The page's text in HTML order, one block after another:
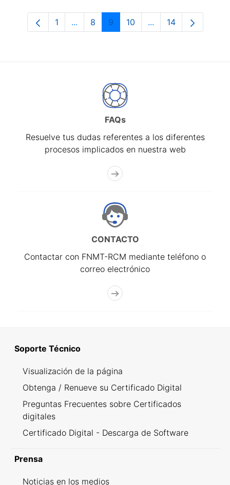
Página
1 ...Páginas intermedias Use TAB para
Página
8 Página
9 Página
10 ...PáginasPágina
14
FAQs
Resuelve tus dudas referentes a los diferentes
procesos implicados en nuestra web
CONTACTO
Contactar con FNMT-RCM mediante teléfono o
correo electrónico
Soporte Técnico
Visualización de la página
Obtenga / Renueve su Certificado Digital
Preguntas Frecuentes sobre Certificados
digitales
Certificado Digital - Descarga de Software
Prensa
Noticias en los medios